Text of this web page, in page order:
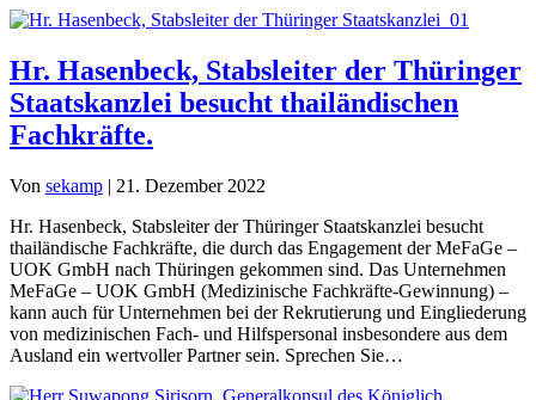
Hr. Hasenbeck, Stabsleiter der Thüringer
Staatskanzlei besucht thailändischen
Fachkräfte.
Von sekamp | 21. Dezember 2022
Hr. Hasenbeck, Stabsleiter der Thüringer Staatskanzlei besucht
thailändische Fachkräfte, die durch das Engagement der MeFaGe –
UOK GmbH nach Thüringen gekommen sind. Das Unternehmen
MeFaGe – UOK GmbH (Medizinische Fachkräfte-Gewinnung) –
kann auch für Unternehmen bei der Rekrutierung und Eingliederung
von medizinischen Fach- und Hilfspersonal insbesondere aus dem
Ausland ein wertvoller Partner sein. Sprechen Sie…